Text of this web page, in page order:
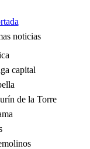
noticias
capital
de la Torre